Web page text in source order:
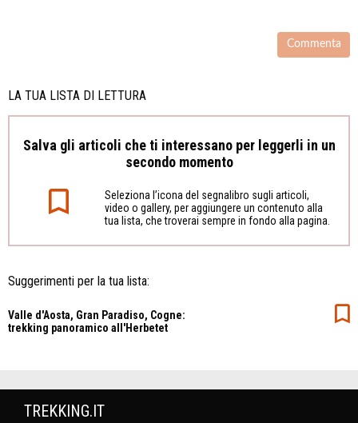
LA TUA LISTA DI LETTURA
Salva gli articoli che ti interessano per leggerli in un
secondo momento
Seleziona l’icona del segnalibro sugli articoli,
video o gallery, per aggiungere un contenuto alla
tua lista, che troverai sempre in fondo alla pagina.
Suggerimenti per la tua lista:
Valle d'Aosta, Gran Paradiso, Cogne:
trekking panoramico all'Herbetet
TREKKING.IT